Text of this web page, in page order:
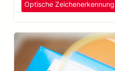
Integration.
Optische Zeichenerkennung